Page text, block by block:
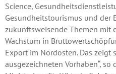
Science,
Gesundheitstourismus und der
zukunftsweisende Themen mit
Wachstum in
Export im Nordosten. Das zeigt
ausgezeichneten Vorhaben“, so